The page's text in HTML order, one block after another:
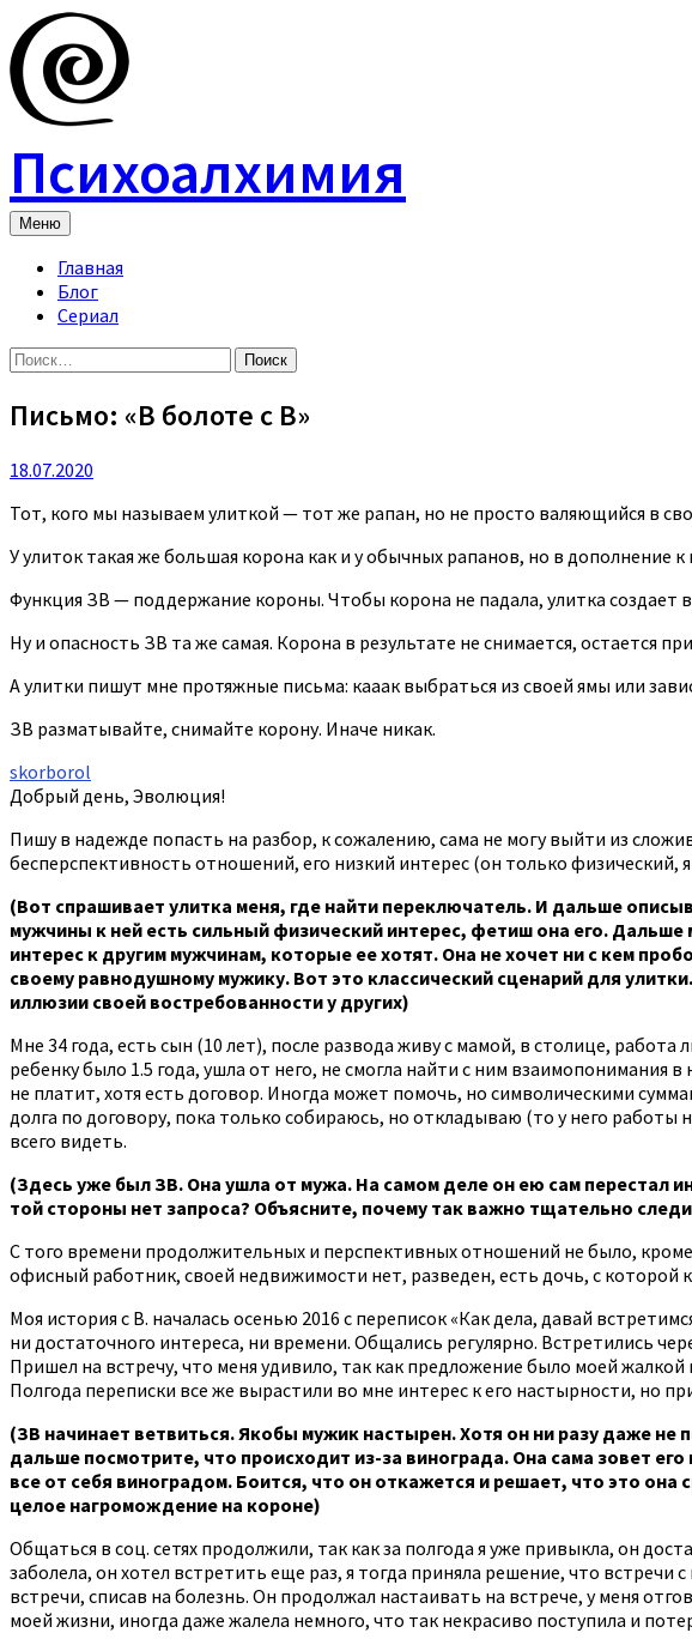
Skip
to
content
Психоалхимия
Меню
Главная
Блог
Сериал
Найти:
Письмо: «В болоте с В»
18.07.2020
Тот, кого мы называем улиткой — тот же рапан, но не просто валяющийся в
У улиток такая же большая корона как и у обычных рапанов, но в дополнение
Функция ЗВ — поддержание короны. Чтобы корона не падала, улитка создает
Ну и опасность ЗВ та же самая. Корона в результате не снимается, остается
А улитки пишут мне протяжные письма: кааак выбраться из своей ямы или
ЗВ разматывайте, снимайте корону. Иначе никак.
skorborol
Добрый день, Эволюция!
Пишу в надежде попасть на разбор, к сожалению, сама не могу выйти из
бесперспективность отношений, его низкий интерес (он только
(Вот спрашивает улитка меня, где найти переключатель. И дальше
мужчины к ней есть сильный физический интерес, фетиш она его.
интерес к другим мужчинам, которые ее хотят. Она не хочет ни с кем
своему равнодушному мужику. Вот это классический сценарий для
иллюзии своей востребованности у других)
Мне 34 года, есть сын (10 лет), после развода живу с мамой, в столице,
ребенку было 1.5 года, ушла от него, не смогла найти с ним
не платит, хотя есть договор. Иногда может помочь, но символическими
долга по договору, пока только собираюсь, но откладываю (то у него работы
всего видеть.
(Здесь уже был ЗВ. Она ушла от мужа. На самом деле он ею сам перестал
той стороны нет запроса? Объясните, почему так важно тщательно
С того времени продолжительных и перспективных отношений не было,
офисный работник, своей недвижимости нет, разведен, есть дочь, с
Моя история с В. началась осенью 2016 с переписок «Как дела, давай
ни достаточного интереса, ни времени. Общались регулярно. Встретились
Пришел на встречу, что меня удивило, так как предложение было моей
Полгода переписки все же вырастили во мне интерес к его настырности, но
(ЗВ начинает ветвиться. Якобы мужик настырен. Хотя он ни разу даже
дальше посмотрите, что происходит из-за винограда. Она сама зовет
все от себя виноградом. Боится, что он откажется и решает, что это
целое нагромождение на короне)
Общаться в соц. сетях продолжили, так как за полгода я уже привыкла, он
заболела, он хотел встретить еще раз, я тогда приняла решение, что
встречи, списав на болезнь. Он продолжал настаивать на встрече, у меня
моей жизни, иногда даже жалела немного, что так некрасиво поступила и